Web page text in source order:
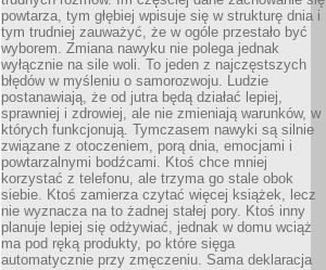
powtarza, tym głębiej wpisuje się w strukturę dnia i
tym trudniej zauważyć, że w ogóle przestało być
wyborem. Zmiana nawyku nie polega jednak
wyłącznie na sile woli. To jeden z najczęstszych
błędów w myśleniu o samorozwoju. Ludzie
postanawiają, że od jutra będą działać lepiej,
sprawniej i zdrowiej, ale nie zmieniają warunków, w
których funkcjonują. Tymczasem nawyki są silnie
związane z otoczeniem, porą dnia, emocjami i
powtarzalnymi bodźcami. Ktoś chce mniej
korzystać z telefonu, ale trzyma go stale obok
siebie. Ktoś zamierza czytać więcej książek, lecz
nie wyznacza na to żadnej stałej pory. Ktoś inny
planuje lepiej się odżywiać, jednak w domu wciąż
ma pod ręką produkty, po które sięga
automatycznie przy zmęczeniu. Sama deklaracja